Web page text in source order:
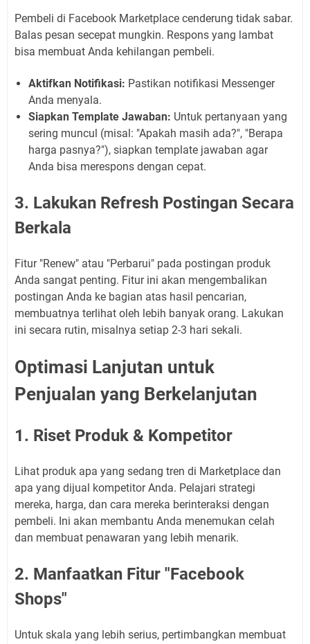
Pembeli di Facebook Marketplace cenderung tidak sabar.
Balas pesan secepat mungkin. Respons yang lambat
bisa membuat Anda kehilangan pembeli.
Aktifkan Notifikasi: Pastikan notifikasi Messenger
Anda menyala.
Siapkan Template Jawaban: Untuk pertanyaan yang
sering muncul (misal: "Apakah masih ada?", "Berapa
harga pasnya?"), siapkan template jawaban agar
Anda bisa merespons dengan cepat.
3. Lakukan Refresh Postingan Secara
Berkala
Fitur "Renew" atau "Perbarui" pada postingan produk
Anda sangat penting. Fitur ini akan mengembalikan
postingan Anda ke bagian atas hasil pencarian,
membuatnya terlihat oleh lebih banyak orang. Lakukan
ini secara rutin, misalnya setiap 2-3 hari sekali.
Optimasi Lanjutan untuk
Penjualan yang Berkelanjutan
1. Riset Produk & Kompetitor
Lihat produk apa yang sedang tren di Marketplace dan
apa yang dijual kompetitor Anda. Pelajari strategi
mereka, harga, dan cara mereka berinteraksi dengan
pembeli. Ini akan membantu Anda menemukan celah
dan membuat penawaran yang lebih menarik.
2. Manfaatkan Fitur "Facebook
Shops"
Untuk skala yang lebih serius, pertimbangkan membuat